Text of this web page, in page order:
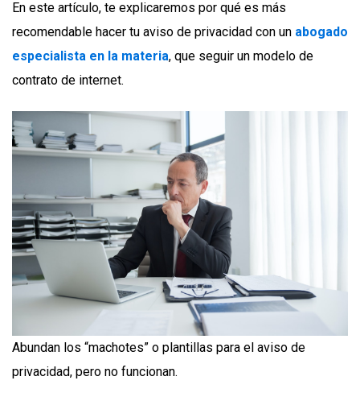
En este artículo, te explicaremos por qué es más
recomendable hacer tu aviso de privacidad con un abogado
especialista en la materia, que seguir un modelo de
contrato de internet.
Abundan los “machotes” o plantillas para el aviso de
privacidad, pero no funcionan.